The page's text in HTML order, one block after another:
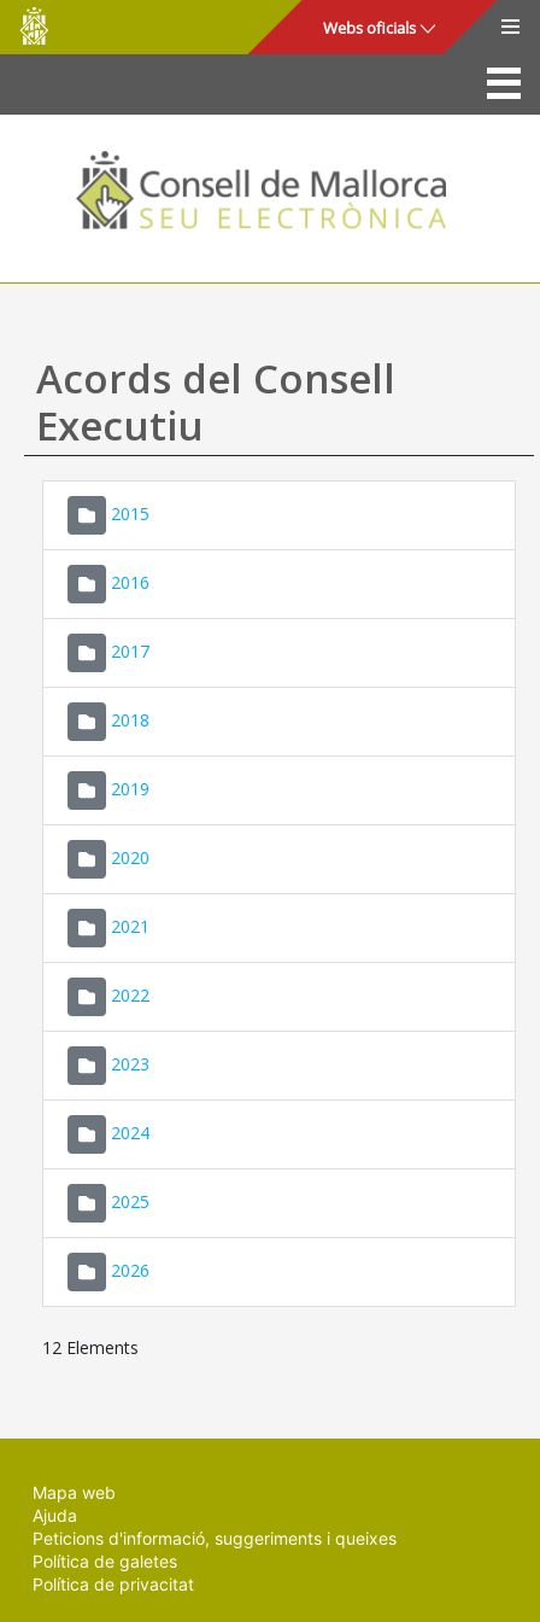
Salta al contingut principal
Consell
de
Mallorca
Webs oficials
La Seu
Consell de Mallorca
Accés i seguretat
Utilitats
Ajuda
Acords del Consell
Executiu
2015
2016
2017
2018
2019
2020
2021
2022
2023
2024
2025
2026
12 Elements
Mapa web
Ajuda
Peticions d'informació, suggeriments i queixes
Política de galetes
Política de privacitat